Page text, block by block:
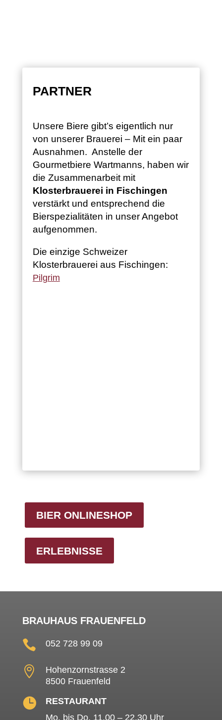
PARTNER
Unsere Biere gibt’s eigentlich nur
von unserer Brauerei – Mit ein paar
Ausnahmen. Anstelle der
Gourmetbiere Wartmanns, haben wir
die Zusammenarbeit mit
Klosterbrauerei in Fischingen
verstärkt und entsprechend die
Bierspezialitäten in unser Angebot
aufgenommen.
Die einzige Schweizer
Klosterbrauerei aus Fischingen:
Pilgrim
BIER ONLINESHOP
ERLEBNISSE
BRAUHAUS FRAUENFELD
 052 728 99 09

Hohenzornstrasse 2
8500 Frauenfeld

RESTAURANT
Mo. bis Do. 11.00 – 22.30 Uhr